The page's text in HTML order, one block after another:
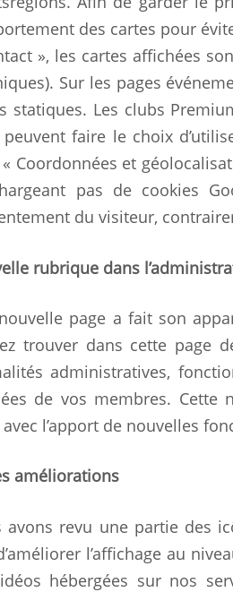
des cartes pour
», les cartes affichées
Sur les pages
statiques. Les clubs
faire le choix
« Coordonnées et
pas de cookies
du visiteur,
rubrique dans
page a fait son
trouver dans cette page
administratives,
de vos membres. Cette
l’apport de nouvelles
améliorations
avons revu une partie des
l’affichage au
hébergées sur nos